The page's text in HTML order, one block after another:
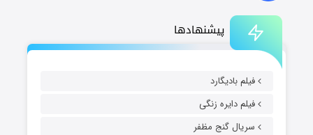
پیشنهادها
فیلم بادیگارد
فیلم دایره زنگی
سریال گنج مظفر